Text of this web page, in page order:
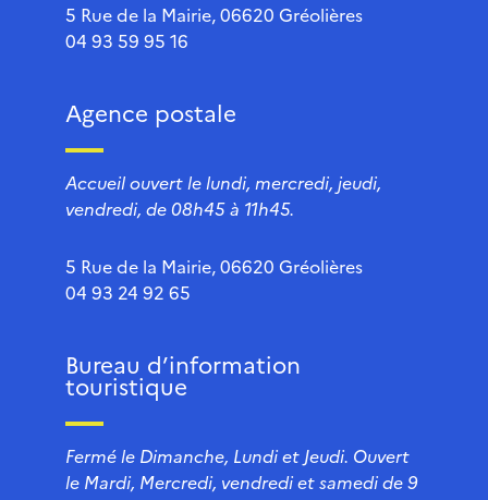
5 Rue de la Mairie, 06620 Gréolières
04 93 59 95 16
Agence postale
Accueil ouvert le lundi, mercredi, jeudi,
vendredi, de 08h45 à 11h45.
5 Rue de la Mairie, 06620 Gréolières
04 93 24 92 65
Bureau d’information
touristique
Fermé le Dimanche, Lundi et Jeudi. Ouvert
le Mardi, Mercredi, vendredi et samedi de 9